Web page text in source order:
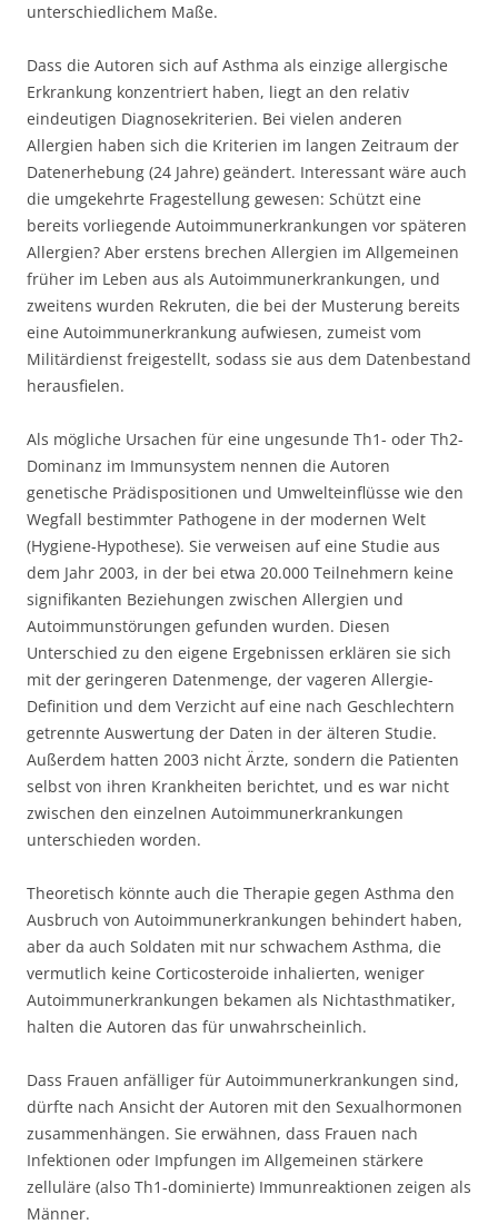
unterschiedlichem Maße.
Dass die Autoren sich auf Asthma als einzige allergische
Erkrankung konzentriert haben, liegt an den relativ
eindeutigen Diagnosekriterien. Bei vielen anderen
Allergien haben sich die Kriterien im langen Zeitraum der
Datenerhebung (24 Jahre) geändert. Interessant wäre auch
die umgekehrte Fragestellung gewesen: Schützt eine
bereits vorliegende Autoimmunerkrankungen vor späteren
Allergien? Aber erstens brechen Allergien im Allgemeinen
früher im Leben aus als Autoimmunerkrankungen, und
zweitens wurden Rekruten, die bei der Musterung bereits
eine Autoimmunerkrankung aufwiesen, zumeist vom
Militärdienst freigestellt, sodass sie aus dem Datenbestand
herausfielen.
Als mögliche Ursachen für eine ungesunde Th1- oder Th2-
Dominanz im Immunsystem nennen die Autoren
genetische Prädispositionen und Umwelteinflüsse wie den
Wegfall bestimmter Pathogene in der modernen Welt
(Hygiene-Hypothese). Sie verweisen auf eine Studie aus
dem Jahr 2003, in der bei etwa 20.000 Teilnehmern keine
signifikanten Beziehungen zwischen Allergien und
Autoimmunstörungen gefunden wurden. Diesen
Unterschied zu den eigene Ergebnissen erklären sie sich
mit der geringeren Datenmenge, der vageren Allergie-
Definition und dem Verzicht auf eine nach Geschlechtern
getrennte Auswertung der Daten in der älteren Studie.
Außerdem hatten 2003 nicht Ärzte, sondern die Patienten
selbst von ihren Krankheiten berichtet, und es war nicht
zwischen den einzelnen Autoimmunerkrankungen
unterschieden worden.
Theoretisch könnte auch die Therapie gegen Asthma den
Ausbruch von Autoimmunerkrankungen behindert haben,
aber da auch Soldaten mit nur schwachem Asthma, die
vermutlich keine Corticosteroide inhalierten, weniger
Autoimmunerkrankungen bekamen als Nichtasthmatiker,
halten die Autoren das für unwahrscheinlich.
Dass Frauen anfälliger für Autoimmunerkrankungen sind,
dürfte nach Ansicht der Autoren mit den Sexualhormonen
zusammenhängen. Sie erwähnen, dass Frauen nach
Infektionen oder Impfungen im Allgemeinen stärkere
zelluläre (also Th1-dominierte) Immunreaktionen zeigen als
Männer.